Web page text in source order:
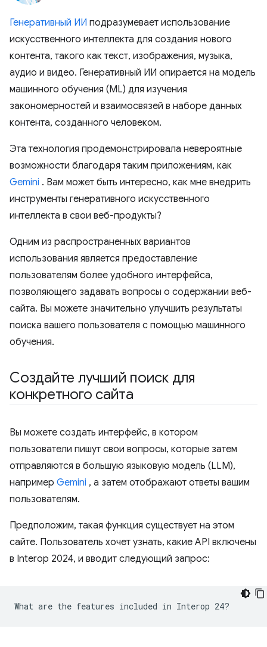
Генеративный ИИ подразумевает использование
искусственного интеллекта для создания нового
контента, такого как текст, изображения, музыка,
аудио и видео. Генеративный ИИ опирается на модель
машинного обучения (ML) для изучения
закономерностей и взаимосвязей в наборе данных
контента, созданного человеком.
Эта технология продемонстрировала невероятные
возможности благодаря таким приложениям, как
Gemini . Вам может быть интересно, как мне внедрить
инструменты генеративного искусственного
интеллекта в свои веб-продукты?
Одним из распространенных вариантов
использования является предоставление
пользователям более удобного интерфейса,
позволяющего задавать вопросы о содержании веб-
сайта. Вы можете значительно улучшить результаты
поиска вашего пользователя с помощью машинного
обучения.
Создайте лучший поиск для
конкретного сайта
Вы можете создать интерфейс, в котором
пользователи пишут свои вопросы, которые затем
отправляются в большую языковую модель (LLM),
например Gemini , а затем отображают ответы вашим
пользователям.
Предположим, такая функция существует на этом
сайте. Пользователь хочет узнать, какие API включены
в Interop 2024, и вводит следующий запрос: